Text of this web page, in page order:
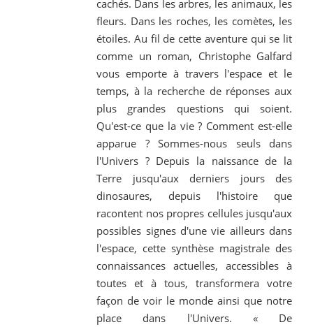
cachés. Dans les arbres, les animaux, les
fleurs. Dans les roches, les comètes, les
étoiles. Au fil de cette aventure qui se lit
comme un roman, Christophe Galfard
vous emporte à travers l'espace et le
temps, à la recherche de réponses aux
plus grandes questions qui soient.
Qu'est-ce que la vie ? Comment est-elle
apparue ? Sommes-nous seuls dans
l'Univers ? Depuis la naissance de la
Terre jusqu'aux derniers jours des
dinosaures, depuis l'histoire que
racontent nos propres cellules jusqu'aux
possibles signes d'une vie ailleurs dans
l'espace, cette synthèse magistrale des
connaissances actuelles, accessibles à
toutes et à tous, transformera votre
façon de voir le monde ainsi que notre
place dans l'Univers. « De